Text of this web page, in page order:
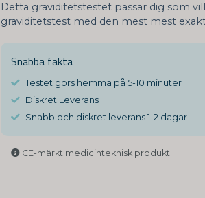
Detta graviditetstestet passar dig som
graviditetstest med den mest mest
Snabba fakta
Testet görs hemma på 5-10 minuter
Diskret Leverans
Snabb och diskret leverans 1-2 dagar
CE-märkt medicinteknisk produkt.